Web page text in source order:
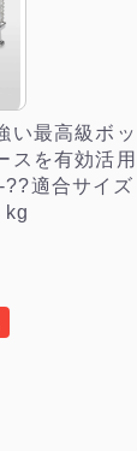
い最高級ボ
スを有効活用
適合サイズ
kg